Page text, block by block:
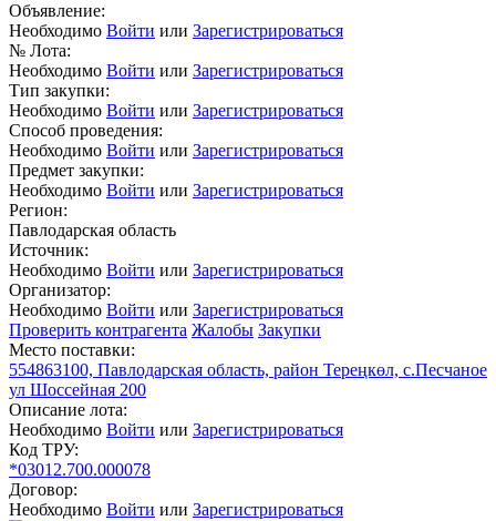
Объявление:
Необходимо Войти или Зарегистрироваться
№ Лота:
Необходимо Войти или Зарегистрироваться
Тип закупки:
Необходимо Войти или Зарегистрироваться
Способ проведения:
Необходимо Войти или Зарегистрироваться
Предмет закупки:
Необходимо Войти или Зарегистрироваться
Регион:
Павлодарская область
Источник:
Необходимо Войти или Зарегистрироваться
Организатор:
Необходимо Войти или Зарегистрироваться
Проверить контрагента Жалобы Закупки
Место поставки:
554863100, Павлодарская область, район Тереңкөл, с.Песчаное
ул Шоссейная 200
Описание лота:
Необходимо Войти или Зарегистрироваться
Код ТРУ:
*03012.700.000078
Договор:
Необходимо Войти или Зарегистрироваться